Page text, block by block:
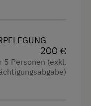
der Wohnung
200 €
5 Personen (exkl.